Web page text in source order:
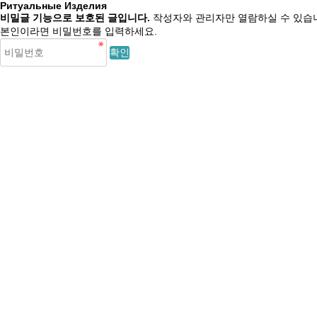
Ритуальные Изделия
비밀글 기능으로 보호된 글입니다. 작성자와 관리자만 열람하실 수 있습
본인이라면 비밀번호를 입력하세요.